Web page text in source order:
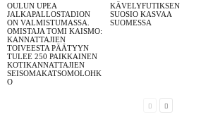
OULUN UPEA
JALKAPALLOSTADION
ON VALMISTUMASSA.
OMISTAJA TOMI KAISMO:
KANNATTAJIEN
TOIVEESTA PÄÄTYYN
TULEE 250 PAIKKAINEN
KOTIKANNATTAJIEN
SEISOMAKATSOMOLOHK
O
KÄVELYFUTIKSEN
SUOSIO KASVAA
SUOMESSA